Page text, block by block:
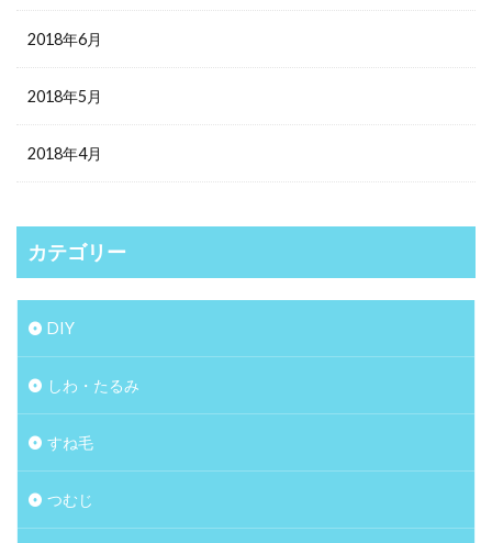
2018年6月
2018年5月
2018年4月
カテゴリー
DIY
しわ・たるみ
すね毛
つむじ